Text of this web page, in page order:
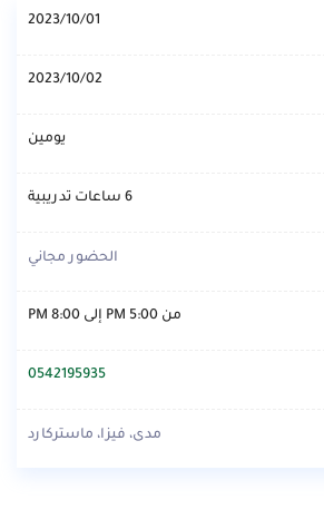
2023/10/01
2023/10/02
يومين
6 ساعات تدريبية
الحضور مجاني
من 5:00 PM إلى 8:00 PM
0542195935
مدى، فيزا، ماستركارد